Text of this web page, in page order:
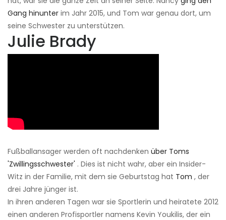
Gang hinunter im Jahr 2015, und Tom war genau dort, um
seine Schwester zu unterstützen.
Julie Brady
Fußballansager werden oft nachdenken über Toms
'Zwillingsschwester' . Dies ist nicht wahr, aber ein Insider-
Witz in der Familie, mit dem sie Geburtstag hat Tom , der
drei Jahre jünger ist.
In ihren anderen Tagen war sie Sportlerin und heiratete 2012
einen anderen Profisportler namens Kevin Youkilis, der ein